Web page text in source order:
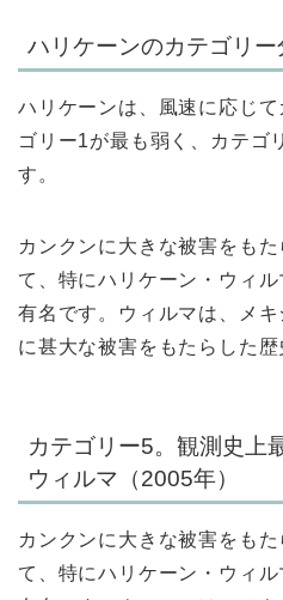
ハリケーンのカテゴリー
ハリケーンは、風速に応じ
ゴリー1が最も弱く、カテゴ
す。
カンクンに大きな被害をも
て、特にハリケーン・ウィ
有名です。ウィルマは、メ
に甚大な被害をもたらした歴
カテゴリー5。観測史上
ウィルマ（2005年）
カンクンに大きな被害をも
て、特にハリケーン・ウィ